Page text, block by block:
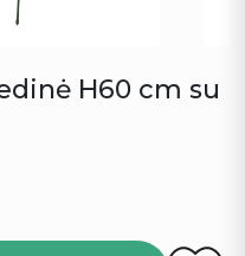
H60 cm su